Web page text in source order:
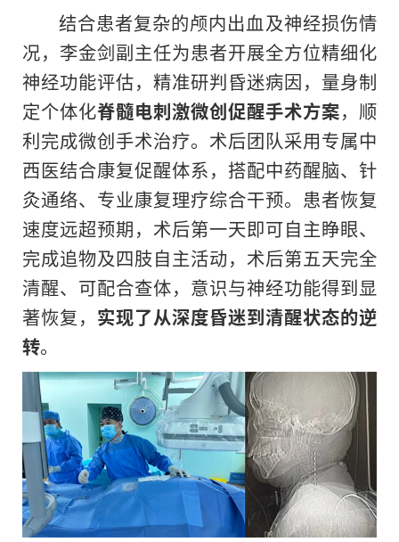
结合患者复杂的颅内出血及神经损伤情
况，李金剑副主任为患者开展全方位精细化
神经功能评估，精准研判昏迷病因，量身制
定个体化脊髓电刺激微创促醒手术方案，顺
利完成微创手术治疗。术后团队采用专属中
西医结合康复促醒体系，搭配中药醒脑、针
灸通络、专业康复理疗综合干预。患者恢复
速度远超预期，术后第一天即可自主睁眼、
完成追物及四肢自主活动，术后第五天完全
清醒、可配合查体，意识与神经功能得到显
著恢复， 实现了从深度昏迷到清醒状态的逆
转。